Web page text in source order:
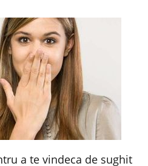
a te vindeca de sughit